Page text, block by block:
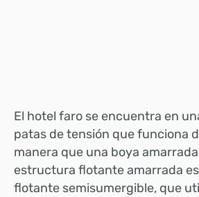
El hotel faro se encuentra en
patas de tensión que funciona
manera que una boya
estructura flotante amarrada
flotante semisumergible, que